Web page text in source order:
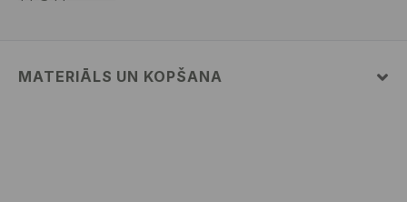
MATERIĀLS UN KOPŠANA